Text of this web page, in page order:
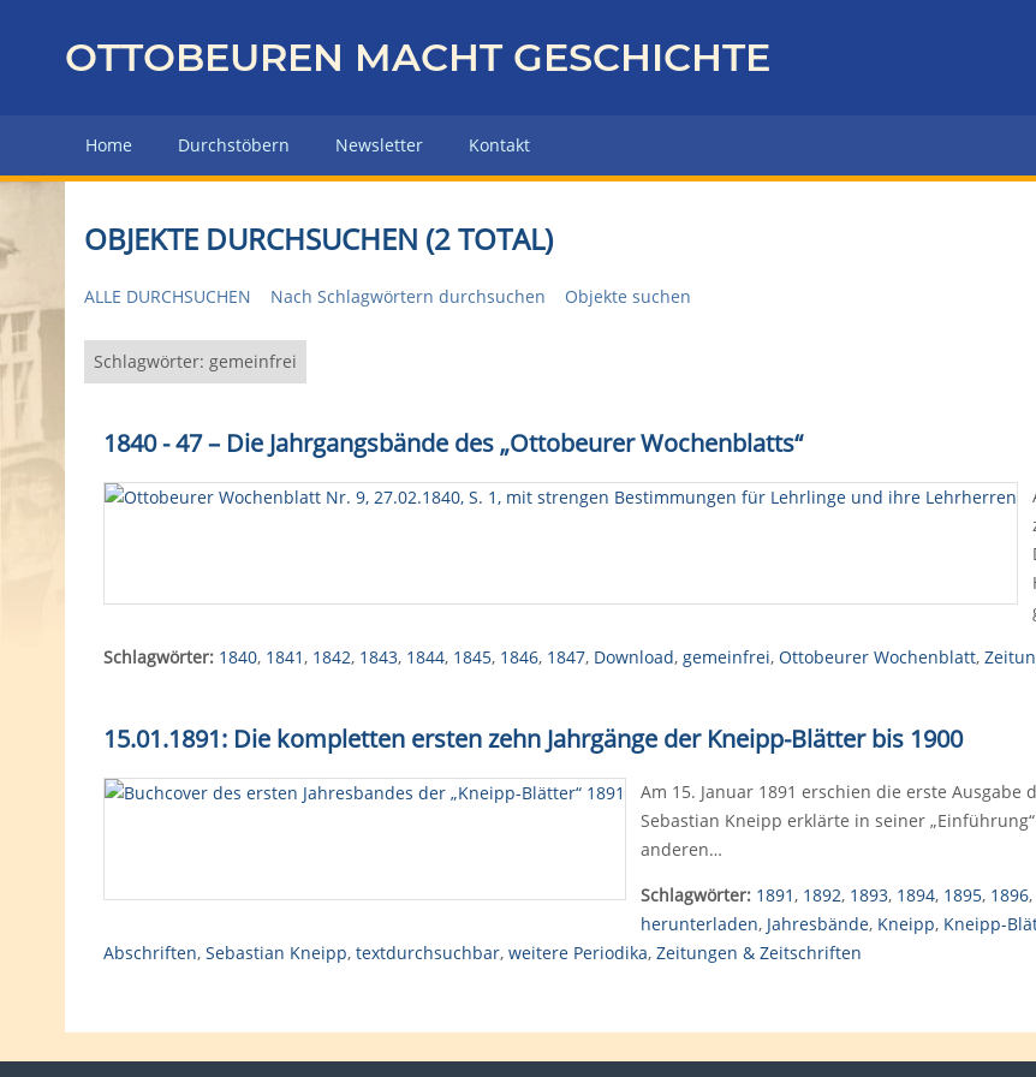
z
r
H
u
p
e
OTTOBEUREN MACHT GESCHICHTE
Home Durchstöbern Newsletter Kontakt
OBJEKTE DURCHSUCHEN (2 TOTAL)
ALLE DURCHSUCHEN Nach Schlagwörtern durchsuchen Objekte suchen
Schlagwörter: gemeinfrei
1840 - 47 – Die Jahrgangsbände des „Ottobeurer Wochenblatts“
Schlagwörter: 1840, 1841, 1842, 1843, 1844, 1845, 1846, 1847, Download, gemeinfrei, Ottobeurer Wochenblatt,
15.01.1891: Die kompletten ersten zehn Jahrgänge der Kneipp-Blätter bis 1900
Am 15. Januar 1891 erschien die erste
Sebastian Kneipp erklärte in seiner
anderen…
Schlagwörter: 1891, 1892, 1893, 1894, 1895, 1896,
herunterladen, Jahresbände, Kneipp, Kneipp-
Abschriften, Sebastian Kneipp, textdurchsuchbar, weitere Periodika, Zeitungen & Zeitschriften